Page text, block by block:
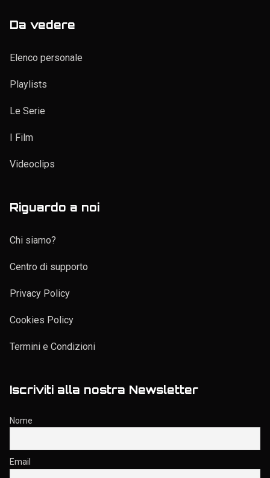
Da vedere
Elenco personale
Playlists
Le Serie
I Film
Videoclips
Riguardo a noi
Chi siamo?
Centro di supporto
Privacy Policy
Cookies Policy
Termini e Condizioni
Iscriviti alla nostra Newsletter
Nome
Email